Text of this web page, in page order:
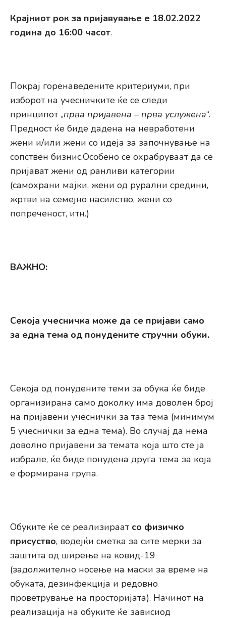
Крајниот рок за пријавување е 18.02.2022
година до 16:00 часот.
Покрај горенаведените критериуми, при
изборот на учесничките ќе се следи
принципот „прва пријавена – прва услужена“.
Предност ќе биде дадена на невработени
жени и/или жени со идеја за започнување на
сопствен бизнис.Особено се охрабруваат да се
пријават жени од ранливи категории
(самохрани мајки, жени од рурални средини,
жртви на семејно насилство, жени со
попреченост, итн.)
ВАЖНО:
Секоја учесничка може да се пријави само
за една тема од понудените стручни обуки.
Секоја од понудените теми за обука ќе биде
организирана само доколку има доволен број
на пријавени учеснички за таа тема (минимум
5 учеснички за една тема). Во случај да нема
доволно пријавени за темата која што сте ја
избрале, ќе биде понудена друга тема за која
е формирана група.
Обуките ќе се реализираат со физичко
присуство, водејќи сметка за сите мерки за
заштита од ширење на ковид-19
(задолжително носење на маски за време на
обуката, дезинфекција и редовно
проветрување на просторијата). Начинот на
реализација на обуките ќе зависиод